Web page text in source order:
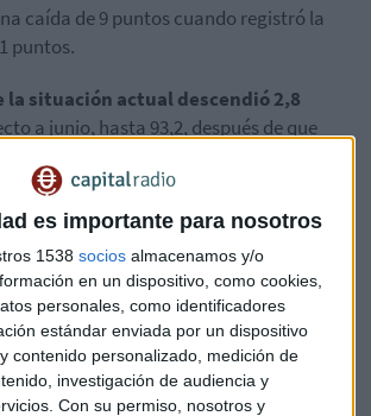
es importante para nosotros
1538 socios almacenamos y/o
en un dispositivo, como cookies,
personales, como identificadores
estándar enviada por un dispositivo
contenido personalizado, medición de
investigación de audiencia y
Con su permiso, nosotros y
caída de 9 puntos cuando registró la
puntos.
la situación actual descendió 2,8
a junio, hasta 93,2, después de que
de la economía (-5,4 puntos) y el
(-2,7 puntos).
CIS pone el foco en elempeoramiento de
de consumo y ahorroante temores de
de tipos de interés en un entorno
o la guerra comercial entre China y